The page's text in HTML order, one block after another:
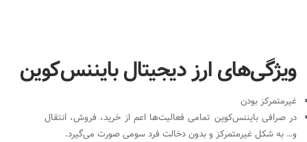
ویژگی‌های ارز دیجیتال بایننس‌کوین
غیرمتمرکز بودن
در صرافی بایننس‌کوین تمامی فعالیت‌ها اعم از خرید، فروش، انتقال
و… به شکل غیرمتمرکز و بدون دخالت فرد سومی صورت می‌گیرد.